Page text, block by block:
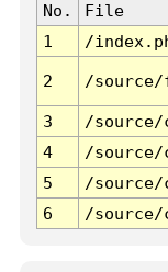
No. File
1
/
2 /
3 /
4
/
5
/
6
/